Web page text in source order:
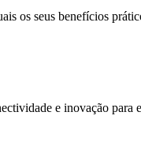
os seus benefícios
e inovação